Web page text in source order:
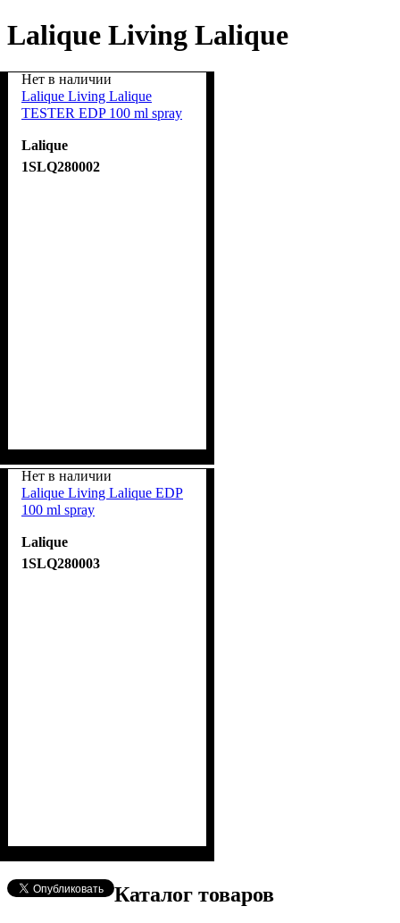
Lalique Living Lalique
Нет в наличии
Lalique Living Lalique
TESTER EDP 100 ml spray
Lalique
1SLQ280002
Нет в наличии
Lalique Living Lalique EDP
100 ml spray
Lalique
1SLQ280003
Каталог товаров